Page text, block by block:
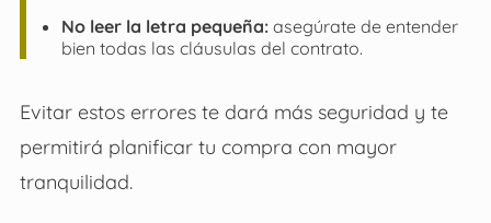
No leer la letra pequeña:asegúrate de entender
bien todas las cláusulas del contrato.
Evitar estos errores te dará más seguridad y te
permitirá planificar tu compra con mayor
tranquilidad.